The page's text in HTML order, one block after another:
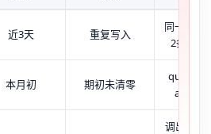
近3天 重复写入
同一
2条以上
本月初 期初未清零
调出方状